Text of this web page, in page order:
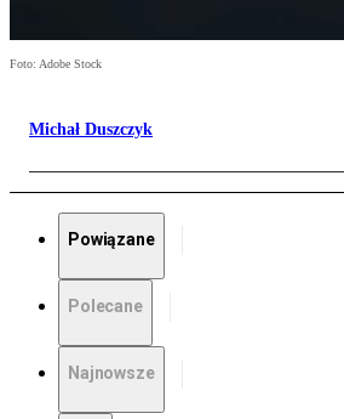
Foto: Adobe Stock
Michał Duszczyk
Powiązane
Polecane
Najnowsze